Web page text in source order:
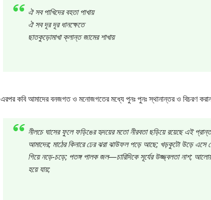
ঐ সব পাখিদের বহতা পাখায়
ঐ সব দূর দূর ধানক্ষেতে
ছাতকুড়োমাখা ক্লান্ত জামের শাখায়
এরপর কবি আমাদের বনজগত ও মনোজগতের মধ্যে পুনঃ পুনঃ স্থানান্তর ও বিচরণ
নীলচে ঘাসের ফুলে ফড়িঙের হৃদয়ের মতো নীরবতা ছড়িয়ে রয়েছে এই
আমাদের; মাঠের কিনারে ঢের ঝরা ঝাউফল পড়ে আছে; খড়কুটো উড়ে এসে
গিয়ে নড়ে-চড়ে; পতঙ্গ পালক জল—চারিদিকে সূর্যের উজ্জ্বলতা নাশ;
হয়ে যায়;